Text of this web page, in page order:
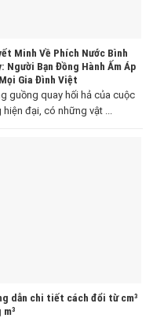
Minh Về Phích Nước Bình
Người Bạn Đồng Hành Ấm Áp
Gia Đình Việt
guồng quay hối hả của cuộc
hiện đại, có những vật ...
dẫn chi tiết cách đổi từ cm³
m³